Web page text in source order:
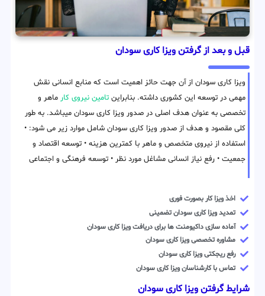
قبل و بعد از گرفتن ویزا کاری سودان
ویزا کاری سودان از آن جهت حائز اهمیت است که منابع انسانی نقش
مهمی در توسعه این کشوری داشته. بنابراین تامین نیروی کار ماهر و
تخصصی به عنوان هدف اصلی در صدور ویزا کاری سودان میباشد. به طور
کلی مقصود و هدف از صدور ویزا کاری سودان شامل موارد زیر می شود: •
استفاده از نیروی متخصص و ماهر با کمترین هزینه • توسعه اقتصاد و
جمعیت • رفع نیاز انسانی مشاغل مورد نظر • توسعه فرهنگی و اجتماعی
اخذ ویزا کار بصورت فوری
تمدید ویزا کاری سودان تضمینی
آماده سازی داکیومنت ها برای دریافت ویزا کاری سودان
مشاوره تخصصی ویزا کاری سودان
رفع ریجکتی ویزا کاری سودان
تماس با کارشناسان ویزا کاری سودان
شرایط گرفتن ویزا کاری سودان